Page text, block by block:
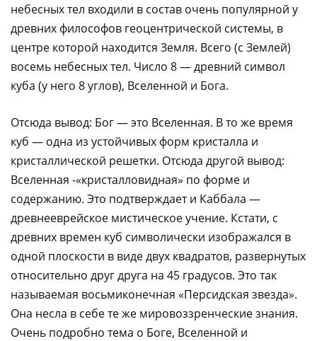
небесных тел входили в состав очень популярной у
древних философов геоцентрической системы, в
центре которой находится Земля. Всего (с Землей)
восемь небесных тел. Число 8 — древний символ
куба (у него 8 углов), Вселенной и Бога.
Отсюда вывод: Бог — это Вселенная. В то же время
куб — одна из устойчивых форм кристалла и
кристаллической решетки. Отсюда другой вывод:
Вселенная -«кристалловидная» по форме и
содержанию. Это подтверждает и Каббала —
древнееврейское мистическое учение. Кстати, с
древних времен куб символически изображался в
одной плоскости в виде двух квадратов, развернутых
относительно друг друга на 45 градусов. Это так
называемая восьмиконечная «Персидская звезда».
Она несла в себе те же мировоззренческие знания.
Очень подробно тема о Боге, Вселенной и